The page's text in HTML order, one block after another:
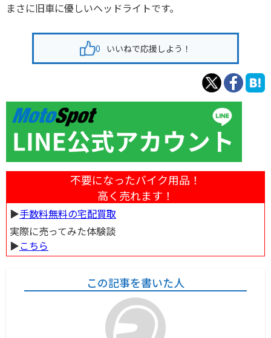
まさに旧車に優しいヘッドライトです。
0 いいねで応援しよう！
不要になったバイク用品！
高く売れます！
▶︎手数料無料の宅配買取
実際に売ってみた体験談
▶︎こちら
この記事を書いた人